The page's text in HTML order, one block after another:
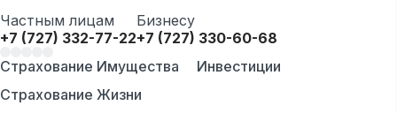
Частным лицам
+7 (727) 332-77-22
Бизнесу
+7 (727) 330-60-68
Страхование Имущества
Инвестиции
Страхование Жизни